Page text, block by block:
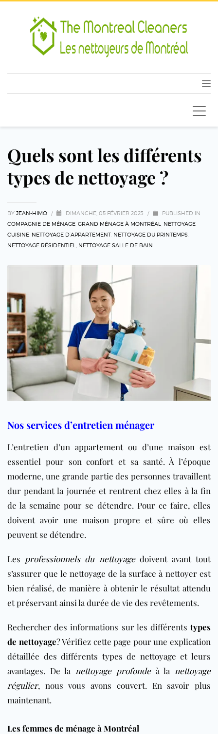
Quels sont les différents
types de nettoyage ?
BY JEAN-HIMO / DIMANCHE, 05 FÉVRIER 2023 /
PUBLISHED IN
COMPAGNIE DE MÉNAGE GRAND MÉNAGE À MONTRÉAL
NETTOYAGE
CUISINE NETTOYAGE D’APPARTEMENT NETTOYAGE DU PRINTEMPS
NETTOYAGE RÉSIDENTIEL
NETTOYAGE SALLE DE BAIN
Nos services d’entretien ménager
L’entretien d’un appartement ou d’une maison est
essentiel pour son confort et sa santé. À l’époque
moderne, une grande partie des personnes travaillent
dur pendant la journée et rentrent chez elles à la fin
de la semaine pour se détendre. Pour ce faire, elles
doivent avoir une maison propre et sûre où elles
peuvent se détendre.
Les professionnels du nettoyagedoivent avant tout
s’assurer que le nettoyage de la surface à nettoyer est
bien réalisé, de manière à obtenir le résultat attendu
et préservant ainsi la durée de vie des revêtements.
Rechercher des informations sur les différents types
de nettoyage? Vérifiez cette page pour une explication
détaillée des différents types de nettoyage et leurs
avantages. De la nettoyage profondeà la nettoyage
régulier, nous vous avons couvert. En savoir plus
maintenant.
Les femmes de ménage à Montréal